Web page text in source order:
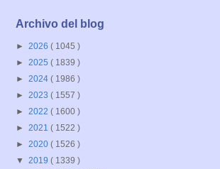
Archivo del blog
► 2026 ( 1045 )
► 2025 ( 1839 )
► 2024 ( 1986 )
► 2023 ( 1557 )
► 2022 ( 1600 )
► 2021 ( 1522 )
► 2020 ( 1526 )
▼ 2019 ( 1339 )